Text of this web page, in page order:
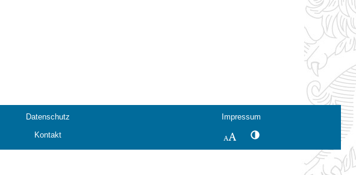
Datenschutz
Impressum
Kontakt SchriftgrößeKontrastwechsel